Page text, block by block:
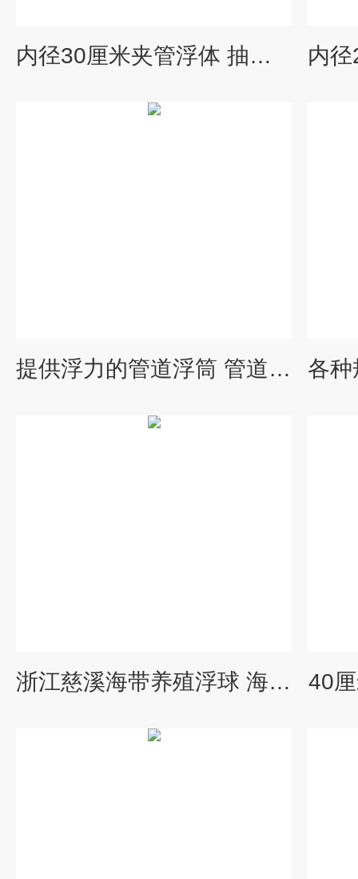
内径30厘米夹管浮体 抽沙管浮体 厂家
提供浮力的管道浮筒 管道塑料浮桶 油管浮筒
浙江慈溪海带养殖浮球 海上养殖浮筒厂家 40